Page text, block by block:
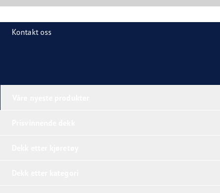
Kontakt oss